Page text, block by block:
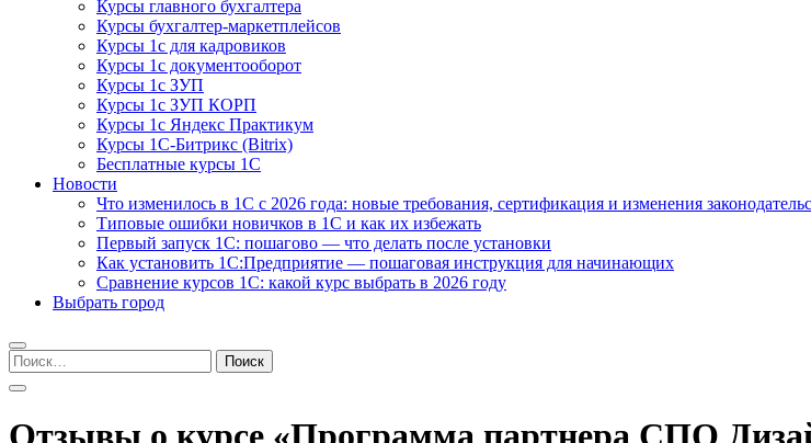
Курсы главного бухгалтера
Курсы бухгалтер-маркетплейсов
Курсы 1с для кадровиков
Курсы 1с документооборот
Курсы 1с ЗУП
Курсы 1с ЗУП КОРП
Курсы 1с Яндекс Практикум
Курсы 1С-Битрикс (Bitrix)
Бесплатные курсы 1С
Новости
Что изменилось в 1С с 2026 года: новые требования, сертификация и изменения
Типовые ошибки новичков в 1С и как их избежать
Первый запуск 1С: пошагово — что делать после установки
Как установить 1С:Предприятие — пошаговая инструкция для начинающих
Сравнение курсов 1С: какой курс выбрать в 2026 году
Выбрать город
Найти: